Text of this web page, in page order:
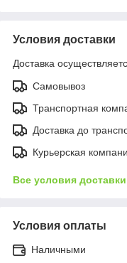
Условия доставки
Доставка
Самовывоз
Транспортная
Доставка до
Курьерская
Все условия доставки
Условия оплаты
Наличными